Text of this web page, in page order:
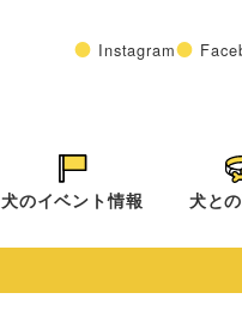
Instagram
犬のイベント情報 犬と